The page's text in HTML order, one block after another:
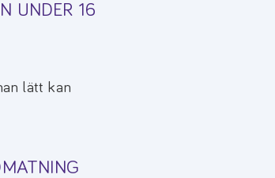
UNDER 16
lätt kan